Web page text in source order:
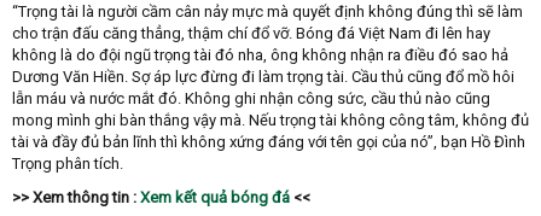
“Trọng tài là người cầm cân nảy mực mà quyết định không đúng thì sẽ làm
cho trận đấu căng thẳng, thậm chí đổ vỡ. Bóng đá Việt Nam đi lên hay
không là do đội ngũ trọng tài đó nha, ông không nhận ra điều đó sao hả
Dương Văn Hiền. Sợ áp lực đừng đi làm trọng tài. Cầu thủ cũng đổ mồ hôi
lẫn máu và nước mắt đó. Không ghi nhận công sức, cầu thủ nào cũng
mong mình ghi bàn thắng vậy mà. Nếu trọng tài không công tâm, không đủ
tài và đầy đủ bản lĩnh thì không xứng đáng với tên gọi của nó”, bạn Hồ Đình
Trọng phân tích.
>> Xem thông tin : Xem kết quả bóng đá <<